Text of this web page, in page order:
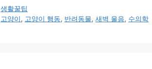
카
테
생활꿀팁
태
고양이, 고양이 행동, 반려동물,새벽 울음, 수의학